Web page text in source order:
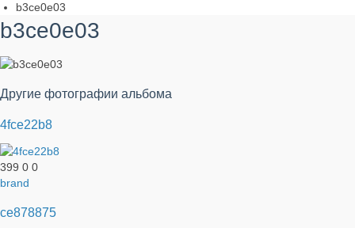
b3ce0e03
b3ce0e03
Другие фотографии альбома
4fce22b8
399 0 0
brand
ce878875